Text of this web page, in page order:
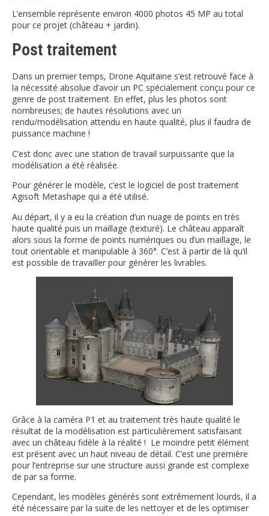
L’ensemble représente environ 4000 photos 45 MP au total
pour ce projet (château + jardin).
Post traitement
Dans un premier temps, Drone Aquitaine s’est retrouvé face à
la nécessité absolue d’avoir un PC spécialement conçu pour ce
genre de post traitement. En effet, plus les photos sont
nombreuses; de hautes résolutions avec un
rendu/modélisation attendu en haute qualité, plus il faudra de
puissance machine !
C’est donc avec une station de travail surpuissante que la
modélisation a été réalisée.
Pour générer le modèle, c’est le logiciel de post traitement
Agisoft Metashape qui a été utilisé.
Au départ, il y a eu la création d’un nuage de points en très
haute qualité puis un maillage (texturé). Le château apparaît
alors sous la forme de points numériques ou d’un maillage, le
tout orientable et manipulable à 360°. C’est à partir de là qu’il
est possible de travailler pour générer les livrables.
Grâce à la caméra P1 et au traitement très haute qualité le
résultat de la modélisation est particulièrement satisfaisant
avec un château fidèle à la réalité ! Le moindre petit élément
est présent avec un haut niveau de détail. C’est une première
pour l’entreprise sur une structure aussi grande est complexe
de par sa forme.
Cependant, les modèles générés sont extrêmement lourds, il a
été nécessaire par la suite de les nettoyer et de les optimiser